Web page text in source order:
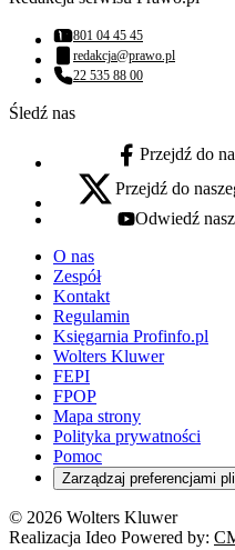
Numer telefonu:
801 04 45 45
Adres email:
redakcja@prawo.pl
Numer telefonu:
22 535 88 00
Śledź nas
facebook - otwiera
Przejdź do
x - otwiera się w nowej karcie
Przejdź do
youtube - otwiera się
Odwiedź
O nas
Zespół
Kontakt
Regulamin
Księgarnia Profinfo.pl
Wolters Kluwer
FEPI
FPOP
Mapa strony
Polityka prywatności
Pomoc
Zarządzaj preferencjami
© 2026 Wolters Kluwer
Realizacja Ideo Powered by: